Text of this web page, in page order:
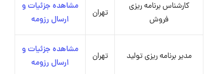
کارشناس برنامه ریزی
فروش
تهران
مشاهده جزئیات و
ارسال رزومه
مدیر برنامه ریزی تولید تهران
مشاهده جزئیات و
ارسال رزومه